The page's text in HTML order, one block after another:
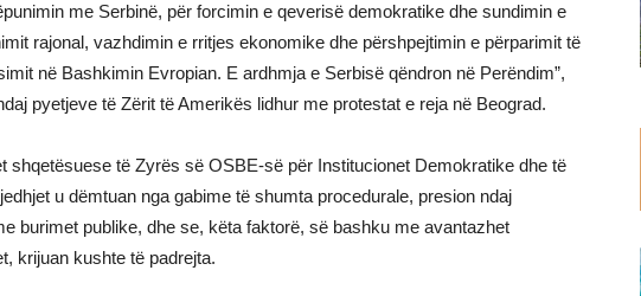
me Serbinë, për forcimin e qeverisë demokratike dhe sundimin e
rajonal, vazhdimin e rritjes ekonomike dhe përshpejtimin e përparimit të
në Bashkimin Evropian. E ardhmja e Serbisë qëndron në Perëndim”,
pyetjeve të Zërit të Amerikës lidhur me protestat e reja në Beograd.
shqetësuese të Zyrës së OSBE-së për Institucionet Demokratike dhe të
u dëmtuan nga gabime të shumta procedurale, presion ndaj
burimet publike, dhe se, këta faktorë, së bashku me avantazhet
krijuan kushte të padrejta.